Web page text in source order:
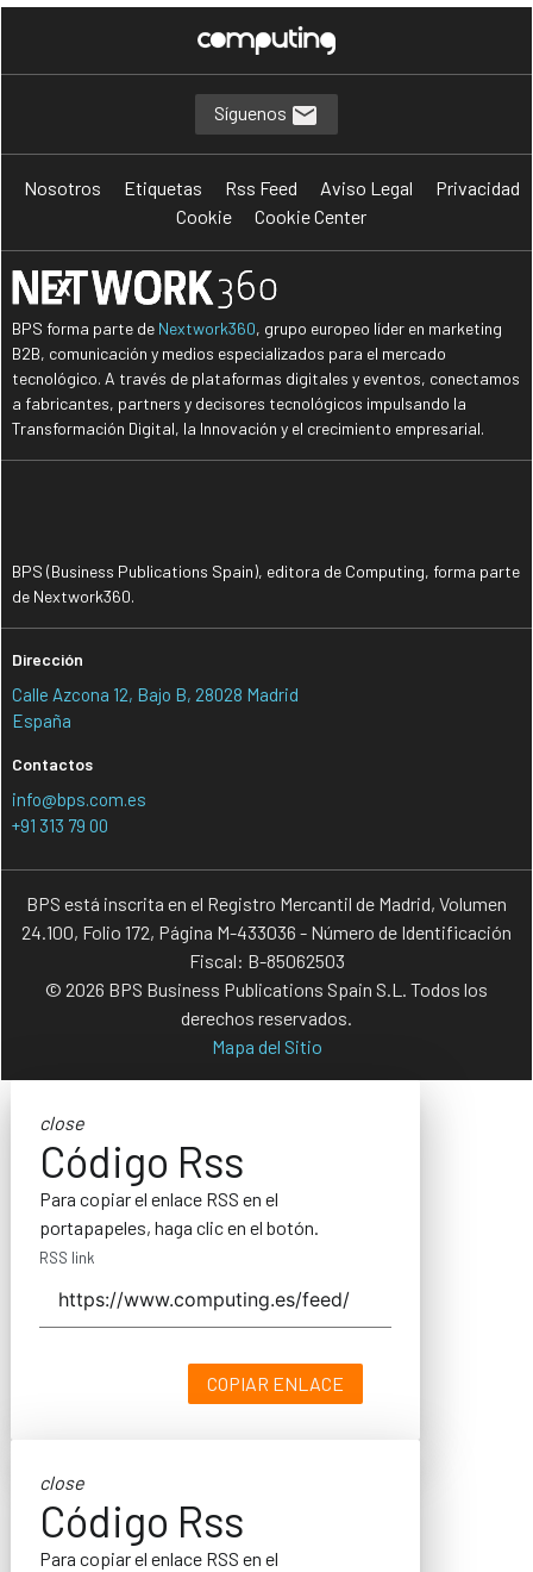
Síguenos
Nosotros Etiquetas Rss Feed Aviso Legal
Privacidad
Cookie
Cookie Center
BPS forma parte de Nextwork360, grupo europeo líder en marketing
B2B, comunicación y medios especializados para el mercado
tecnológico. A través de plataformas digitales y eventos, conectamos
a fabricantes, partners y decisores tecnológicos impulsando la
Transformación Digital, la Innovación y el crecimiento empresarial.
BPS (Business Publications Spain), editora de Computing, forma parte
de Nextwork360.
Dirección
Calle Azcona 12, Bajo B, 28028 Madrid
España
Contactos
info@bps.com.es
+91 313 79 00
BPS está inscrita en el Registro Mercantil de Madrid, Volumen
24.100, Folio 172, Página M-433036 - Número de Identificación
Fiscal: B-85062503
© 2026 BPS Business Publications Spain S.L. Todos los
derechos reservados.
Mapa del Sitio
close
Código Rss
Para copiar el enlace RSS en el
portapapeles, haga clic en el botón.
RSS link
COPIAR ENLACE
close
Código Rss
Para copiar el enlace RSS en el